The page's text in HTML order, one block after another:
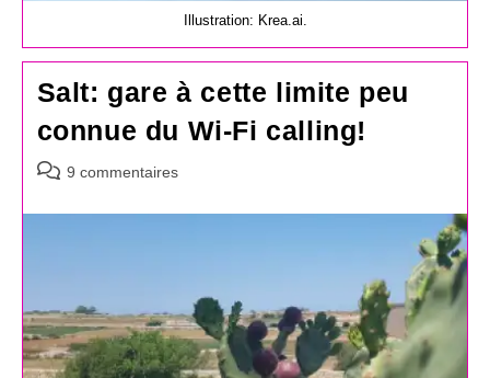
Illustration: Krea.ai.
Salt: gare à cette limite peu
connue du Wi-Fi calling!
Commentaires
la
9 commentaires